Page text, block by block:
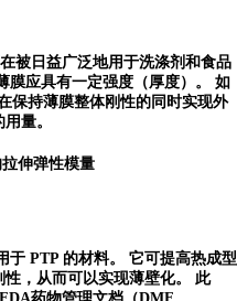
被日益广泛地用于洗涤剂和食品
膜应具有一定强度（厚度）。 如
保持薄膜整体刚性的同时实现外
量。
伸弹性模量
于 PTP 的材料。 它可提高热成型
，从而可以实现薄壁化。 此